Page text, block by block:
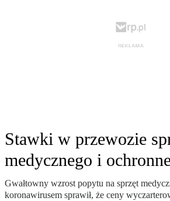
Stawki w przewozie
medycznego i
Gwałtowny wzrost popytu na sprzęt
koronawirusem sprawił, że ceny